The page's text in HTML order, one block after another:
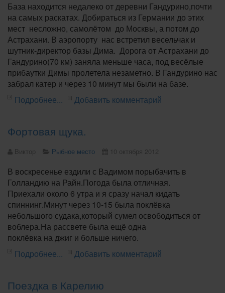
База находится недалеко от деревни Гандурино,почти
на самых раскатах. Добираться из Германии до этих
мест несложно, самолётом до Москвы, а потом до
Астрахани. В аэропорту нас встретил весельчак и
шутник-директор базы Дима. Дорога от Астрахани до
Гандурино(70 км) заняла меньше часа, под весёлые
прибаутки Димы пролетела незаметно. В Гандурино нас
забрал катер и через 10 минут мы были на базе.
Подробнее...
Добавить комментарий
Фортовaя щука.
Bиктор Рыбное место 10 октября 2012
В воскресенье ездили с Вадимом порыбачить в
Голландию на Райн.Погода была отличная.
Приехали около 6 утра и я сразу начал кидать
спиннинг.Минут через 10-15 была поклёвка
небольшого судака,который сумел освободиться от
воблера.На рассвете была ещё одна
поклёвка на джиг и больше ничего.
Подробнее...
Добавить комментарий
Поездка в Карелию